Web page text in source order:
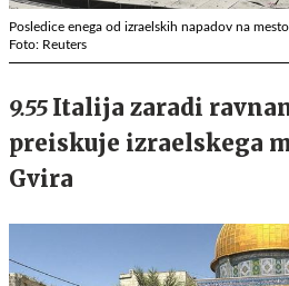
Posledice enega od izraelskih napadov na
Foto: Reuters
9.55 Italija zaradi
preiskuje izraelskega
Gvira